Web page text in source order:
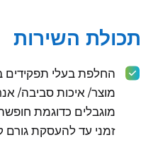
תכולת השירות
החלפת בעלי
מוצר/ איכות סביבה/
מוגבלים כדוגמת
זמני עד להעסקת גורם